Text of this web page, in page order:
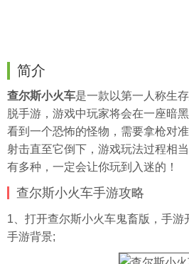
简介
查尔斯小火车是一款以第一人称生
脱手游，游戏中玩家将会在一座暗
看到一个恐怖的怪物，需要拿枪对
射击直至它倒下，游戏玩法过程相
有多种，一定会让你玩到入迷的！
查尔斯小火车手游攻略
1、打开查尔斯小火车鬼畜版，手游
手游背景;